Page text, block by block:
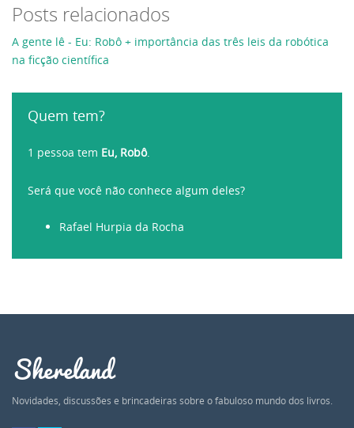
Posts relacionados
A gente lê - Eu: Robô + importância das três leis da robótica
na ficção científica
Quem tem?
1 pessoa tem Eu, Robô.
Será que você não conhece algum deles?
Rafael Hurpia da Rocha
Shereland
Novidades, discussões e brincadeiras sobre o fabuloso mundo dos livros.